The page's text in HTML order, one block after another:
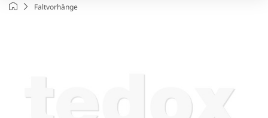
durchsuchen
StartseiteFaltvorhänge